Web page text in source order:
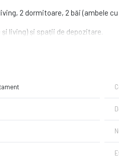
2 dormitoare, 2 băi (ambele
living) și spații de depozitare.
investiție.